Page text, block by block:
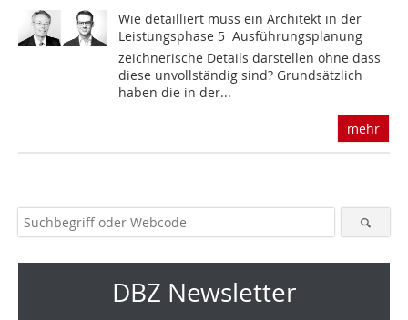
Wie detailliert muss ein Architekt in der
Leistungsphase 5  Ausführungsplanung 
zeichnerische Details darstellen ohne dass
diese unvollständig sind? Grundsätzlich
haben die in der...
mehr
DBZ Newsletter